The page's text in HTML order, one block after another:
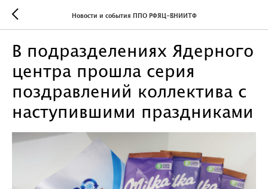
Новости и события ППО РФЯЦ-ВНИИТФ
В подразделениях Ядерного
центра прошла серия
поздравлений коллектива с
наступившими праздниками